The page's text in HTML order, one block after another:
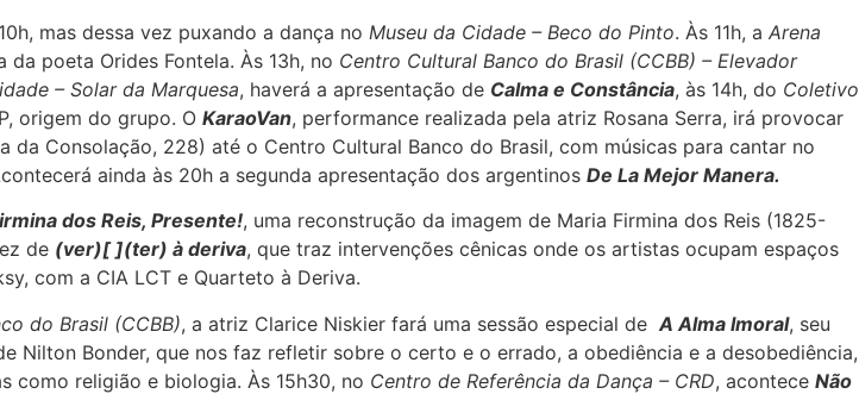
mas dessa vez puxando a dança no Museu da Cidade – Beco do Pinto. Às 11h, a Arena
poeta Orides Fontela. Às 13h, no Centro Cultural Banco do Brasil (CCBB) – Elevador
– Solar da Marquesa, haverá a apresentação de Calma e Constância, às 14h, do Coletivo
origem do grupo. O KaraoVan, performance realizada pela atriz Rosana Serra, irá provocar
Consolação, 228) até o Centro Cultural Banco do Brasil, com músicas para cantar no
ainda às 20h a segunda apresentação dos argentinos De La Mejor Manera.
dos Reis, Presente!, uma reconstrução da imagem de Maria Firmina dos Reis (1825-
de (ver)[ ](ter) à deriva, que traz intervenções cênicas onde os artistas ocupam espaços
com a CIA LCT e Quarteto à Deriva.
do Brasil (CCBB), a atriz Clarice Niskier fará uma sessão especial de A Alma Imoral, seu
Nilton Bonder, que nos faz refletir sobre o certo e o errado, a obediência e a desobediência,
como religião e biologia. Às 15h30, no Centro de Referência da Dança – CRD, acontece Não